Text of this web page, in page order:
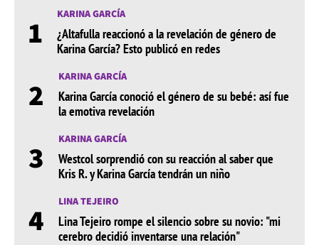
1 KARINA GARCÍA
¿Altafulla reaccionó a la revelación de género de
Karina García? Esto publicó en redes
2 KARINA GARCÍA
Karina García conoció el género de su bebé: así fue
la emotiva revelación
3 KARINA GARCÍA
Westcol sorprendió con su reacción al saber que
Kris R. y Karina García tendrán un niño
4 LINA TEJEIRO
Lina Tejeiro rompe el silencio sobre su novio: "mi
cerebro decidió inventarse una relación"